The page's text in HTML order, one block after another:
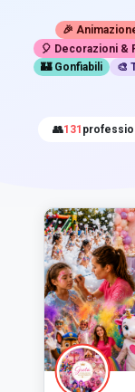
🎉
🎈 Decorazioni &
🏰 Gonfiabili
🎨
👥131